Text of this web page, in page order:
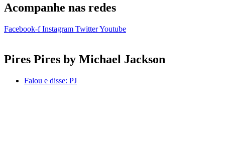
Acompanhe nas redes
Facebook-f Instagram TwitterYoutube
Pires Pires by Michael Jackson
Falou e disse: PJ